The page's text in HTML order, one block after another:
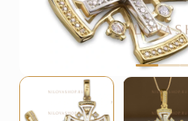
Упаковка
Другое